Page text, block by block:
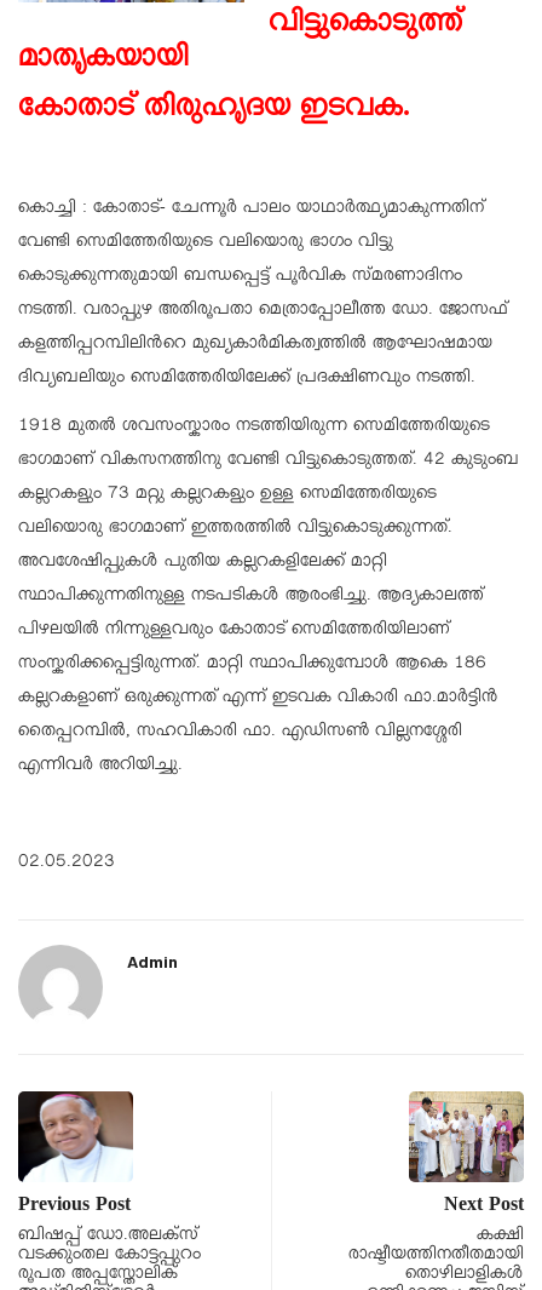
വിട്ടുകൊടുത്ത്
മാതൃകയായി
കോതാട് തിരുഹൃദയ ഇടവക.
കൊച്ചി : കോതാട്- ചേന്നൂർ പാലം യാഥാർത്ഥ്യമാകുന്നതിന്
വേണ്ടി സെമിത്തേരിയുടെ വലിയൊരു ഭാഗം വിട്ടു
കൊടുക്കുന്നതുമായി ബന്ധപ്പെട്ട് പൂർവിക സ്മരണാദിനം
നടത്തി. വരാപ്പുഴ അതിരൂപതാ മെത്രാപ്പോലീത്ത ഡോ. ജോസഫ്
കളത്തിപ്പറമ്പിലിൻറെ മുഖ്യകാർമികത്വത്തിൽ ആഘോഷമായ
ദിവ്യബലിയും സെമിത്തേരിയിലേക്ക് പ്രദക്ഷിണവും നടത്തി.
1918 മുതൽ ശവസംസ്കാരം നടത്തിയിരുന്ന സെമിത്തേരിയുടെ
ഭാഗമാണ് വികസനത്തിനു വേണ്ടി വിട്ടുകൊടുത്തത്. 42 കുടുംബ
കല്ലറകളും 73 മറ്റു കല്ലറകളും ഉള്ള സെമിത്തേരിയുടെ
വലിയൊരു ഭാഗമാണ് ഇത്തരത്തിൽ വിട്ടുകൊടുക്കുന്നത്.
അവശേഷിപ്പുകൾ പുതിയ കല്ലറകളിലേക്ക് മാറ്റി
സ്ഥാപിക്കുന്നതിനുള്ള നടപടികൾ ആരംഭിച്ചു. ആദ്യകാലത്ത്
പിഴലയിൽ നിന്നുള്ളവരും കോതാട് സെമിത്തേരിയിലാണ്
സംസ്കരിക്കപ്പെട്ടിരുന്നത്. മാറ്റി സ്ഥാപിക്കുമ്പോൾ ആകെ 186
കല്ലറകളാണ് ഒരുക്കുന്നത് എന്ന് ഇടവക വികാരി ഫാ.മാർട്ടിൻ
തൈപ്പറമ്പിൽ, സഹവികാരി ഫാ. എഡിസൺ വില്ലനശ്ശേരി
എന്നിവർ അറിയിച്ചു.
02.05.2023
Admin
Previous Post
ബിഷപ്പ് ഡോ.അലക്സ്
വടക്കുംതല കോട്ടപ്പുറം
രൂപത അപ്പസ്തോലിക്
Next Post
കക്ഷി
രാഷ്ടീയത്തിനതീതമായി
തൊഴിലാളികൾ